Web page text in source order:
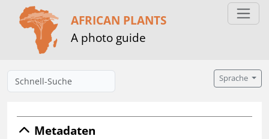
AFRICAN PLANTS
A photo guide
Sprache
Metadaten